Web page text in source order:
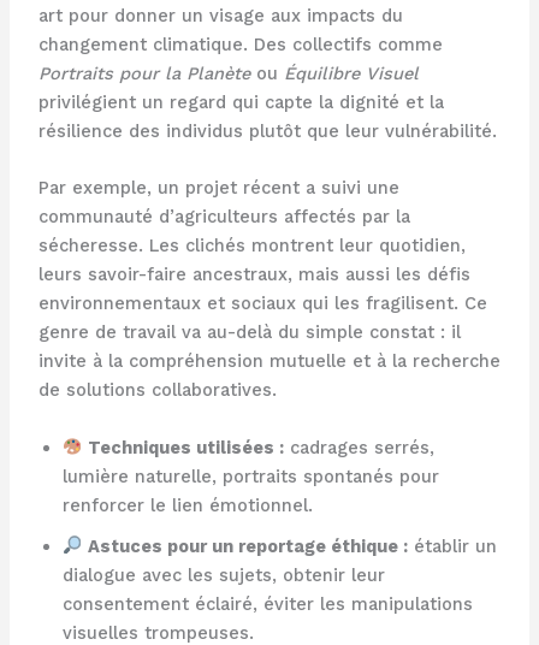
art pour donner un visage aux impacts du
changement climatique. Des collectifs comme
Portraits pour la Planèteou Équilibre Visuel
privilégient un regard qui capte la dignité et la
résilience des individus plutôt que leur vulnérabilité.
Par exemple, un projet récent a suivi une
communauté d’agriculteurs affectés par la
sécheresse. Les clichés montrent leur quotidien,
leurs savoir-faire ancestraux, mais aussi les défis
environnementaux et sociaux qui les fragilisent. Ce
genre de travail va au-delà du simple constat : il
invite à la compréhension mutuelle et à la recherche
de solutions collaboratives.
Techniques utilisées : cadrages serrés,
lumière naturelle, portraits spontanés pour
renforcer le lien émotionnel.
Astuces pour un reportage éthique : établir un
dialogue avec les sujets, obtenir leur
consentement éclairé, éviter les manipulations
visuelles trompeuses.